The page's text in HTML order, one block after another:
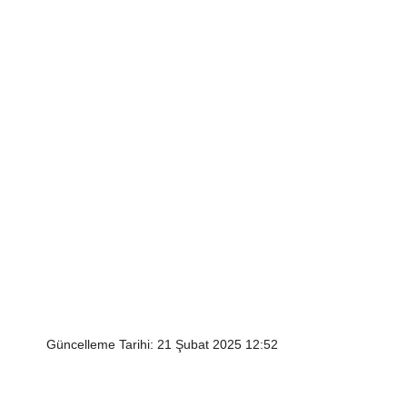
Güncelleme Tarihi: 21 Şubat 2025 12:52